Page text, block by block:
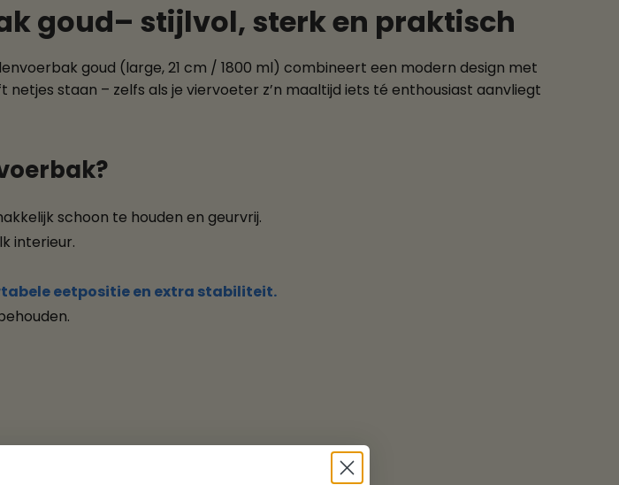
goud– stijlvol, sterk en praktisch
goud (large, 21 cm / 1800 ml) combineert een modern design met
staan – zelfs als je viervoeter z’n maaltijd iets té enthousiast aanvliegt
schoon te houden en geurvrij.
interieur.
eetpositie en extra stabiliteit.